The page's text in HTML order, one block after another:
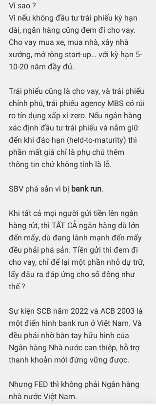
Vì sao ?
Vì nếu không đầu tư trái phiếu kỳ hạn
dài, ngân hàng cũng đem đi cho vay.
Cho vay mua xe, mua nhà, xây nhà
xưởng, mở rộng start-up… với kỳ hạn 5-
10-20 năm đầy đủ.
Trái phiếu cũng là cho vay, và trái phiếu
chính phủ, trái phiếu agency MBS có rủi
ro tín dụng xấp xỉ zero. Nếu ngân hàng
xác định đầu tư trái phiếu và nắm giữ
đến khi đáo hạn (held-to-maturity) thì
phần mất giá chỉ là phụ chú thêm
thông tin chứ không tính là lỗ.
SBV phá sản vì bị bank run.
Khi tất cả mọi người gửi tiền lên ngân
hàng rút, thì TẤT CẢ ngân hàng dù lớn
đến mấy, dù đang lành mạnh đến mấy
đều phải phá sản. Tiền gửi thì đem đi
cho vay, chỉ để lại một phần nhỏ dự trữ,
lấy đâu ra đáp ứng cho số đông như
thế ?
Sự kiện SCB năm 2022 và ACB 2003 là
một điển hình bank run ở Việt Nam. Và
đều phải nhờ bàn tay hữu hình của
Ngân hàng Nhà nước can thiệp, hỗ trợ
thanh khoản mới đứng vững được.
Nhưng FED thì không phải Ngân hàng
nhà nước Việt Nam.